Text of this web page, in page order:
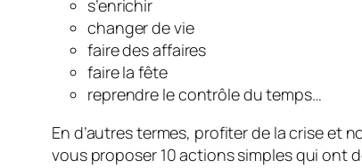
s’enrichir
changer de vie
faire des affaires
faire la fête
reprendre le contrôle du temps…
En d’autres termes, profiter de la crise et
vous proposer 10 actions simples qui ont